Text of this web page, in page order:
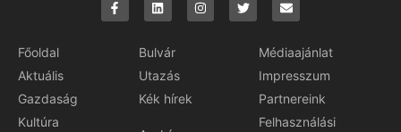
Főoldal
Aktuális
Gazdaság
Kultúra
Bulvár
Utazás
Kék hírek
Médiaajánlat
Impresszum
Partnereink
Felhasználási